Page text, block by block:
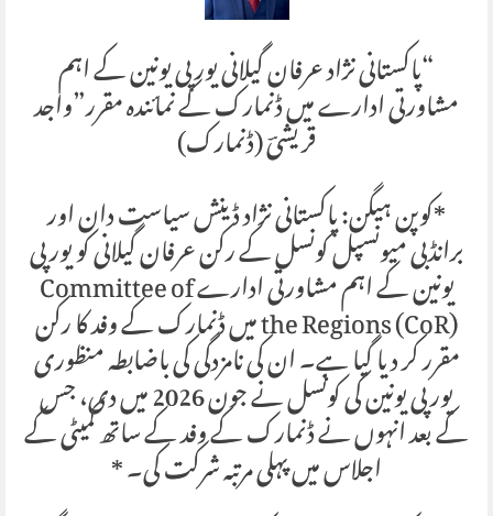
“پاکستانی نژاد عرفان گیلانی یورپی یونین کے اہم
مشاورتی ادارے میں ڈنمارک کے نمائندہ مقرر”واجد
قریشیؔ (ڈنمارک)
*کوپن ہیگن: پاکستانی نژاد ڈینش سیاست دان اور
برانڈبی میونسپل کونسل کے رکن عرفان گیلانی کو یورپی
یونین کے اہم مشاورتی ادارے Committee of
the Regions (CoR) میں ڈنمارک کے وفد کا رکن
مقرر کر دیا گیا ہے۔ ان کی نامزدگی کی باضابطہ منظوری
یورپی یونین کی کونسل نے جون 2026 میں دی، جس
کے بعد انہوں نے ڈنمارک کے وفد کے ساتھ کمیٹی کے
اجلاس میں پہلی مرتبہ شرکت کی۔ *